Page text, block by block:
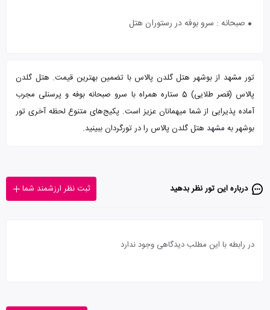
صبحانه : سرو بوفه در رستوران هتل
تور مشهد از بوشهر هتل گلدن پالاس با تضمین بهترین قیمت. هتل گلدن
پالاس (قصر طلایی) 5 ستاره همراه با سرو صبحانه بوفه و پرسنلی مجرب
آماده پذیرایی از شما میهمانان عزیز است. پکیج‌های متنوع لحظه آخری تور
بوشهر به مشهد هتل گلدن پالاس را در تورگردان ببینید.
درباره این تور‌ نظر بدهید ثبت نظر ارزشمند شما
در رابطه با این مطلب دیدگاهی وجود ندارد